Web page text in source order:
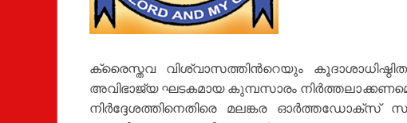
ക്രൈസ്തവ വിശ്വാസത്തിന്‍റെയും
അവിഭാജ്യ ഘടകമായ കുമ്പസാരം നിര്‍ത്തലാ
നിര്‍ദ്ദേശത്തിനെതിരെ മലങ്കര ഓര്‍ത്തഡോക്സ്